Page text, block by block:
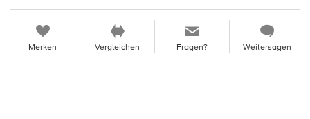
Merken Vergleichen Fragen? Weitersagen